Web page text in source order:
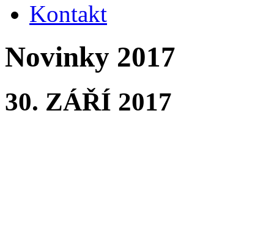
Kontakt
Novinky 2017
30. ZÁŘÍ 2017